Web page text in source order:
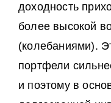
доходность
более высокой
(колебаниями).
портфели
и поэтому в